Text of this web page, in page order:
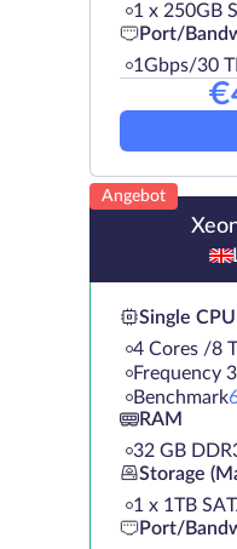
1 х 250GB
Port/
1Gbps/30
€
Angebot
Single CPU
4 Cores /8
Frequency
Benchmark
RAM
32 GB
Storage
1 х 1TB
Port/